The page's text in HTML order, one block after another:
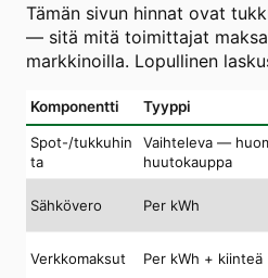
Tämän sivun hinnat ovat
— sitä mitä toimittajat
markkinoilla. Lopullinen
Komponentti Tyyppi
Spot-/tukkuhin
ta
Vaihteleva —
huutokauppa
Sähkövero Per kWh
Verkkomaksut Per kWh + kiinteä